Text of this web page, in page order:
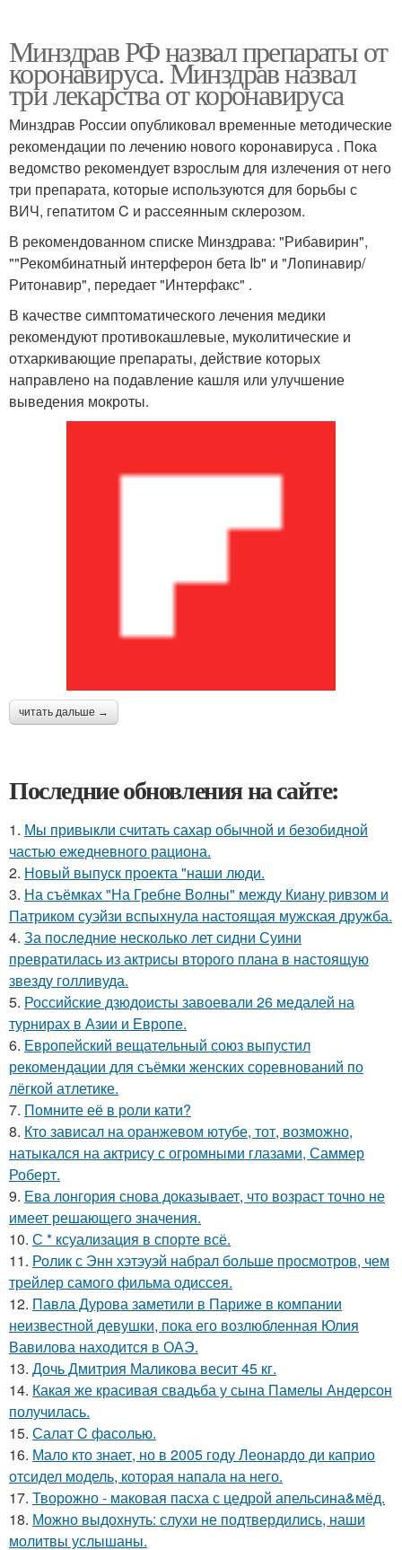
Минздрав РФ назвал препараты от
коронавируса. Минздрав назвал
три лекарства от коронавируса
Минздрав России опубликовал временные методические
рекомендации по лечению нового коронавируса . Пока
ведомство рекомендует взрослым для излечения от него
три препарата, которые используются для борьбы с
ВИЧ, гепатитом C и рассеянным склерозом.
В рекомендованном списке Минздрава: "Рибавирин",
""Рекомбинатный интерферон бета Ib" и "Лопинавир/
Ритонавир", передает "Интерфакс" .
В качестве симптоматического лечения медики
рекомендуют противокашлевые, муколитические и
отхаркивающие препараты, действие которых
направлено на подавление кашля или улучшение
выведения мокроты.
читать дальше →
Последние обновления на сайте:
1. Мы привыкли считать сахар обычной и безобидной
частью ежедневного рациона.
2. Новый выпуск проекта "наши люди.
3. На съёмках "На Гребне Волны" между Киану ривзом и
Патриком суэйзи вспыхнула настоящая мужская дружба.
4. За последние несколько лет сидни Суини
превратилась из актрисы второго плана в настоящую
звезду голливуда.
5. Российские дзюдоисты завоевали 26 медалей на
турнирах в Азии и Европе.
6. Европейский вещательный союз выпустил
рекомендации для съёмки женских соревнований по
лёгкой атлетике.
7. Помните её в роли кати?
8. Кто зависал на оранжевом ютубе, тот, возможно,
натыкался на актрису с огромными глазами, Саммер
Роберт.
9. Ева лонгория снова доказывает, что возраст точно не
имеет решающего значения.
10. С * ксуализация в спорте всё.
11. Ролик с Энн хэтэуэй набрал больше просмотров, чем
трейлер самого фильма одиссея.
12. Павла Дурова заметили в Париже в компании
неизвестной девушки, пока его возлюбленная Юлия
Вавилова находится в ОАЭ.
13. Дочь Дмитрия Маликова весит 45 кг.
14. Какая же красивая свадьба у сына Памелы Андерсон
получилась.
15. Салат C фaсoлью.
16. Мало кто знает, но в 2005 году Леонардо ди каприо
отсидел модель, которая напала на него.
17. Творожно - маковая пасха с цедрой апельсина&мёд.
18. Можно выдохнуть: слухи не подтвердились, наши
молитвы услышаны.